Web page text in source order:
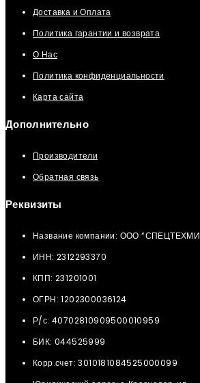
Доставка и Оплата
Политика гарантии и возврата
О Нас
Политика конфиденциальности
Карта сайта
Дополнительно
Производители
Обратная связь
Реквизиты
Название компании: ООО
ИНН: 2312293370
КПП: 231201001
ОГРН: 1202300036124
Р/с: 40702810909500010959
БИК: 044525999
Корр.счет: 3010181084525000099